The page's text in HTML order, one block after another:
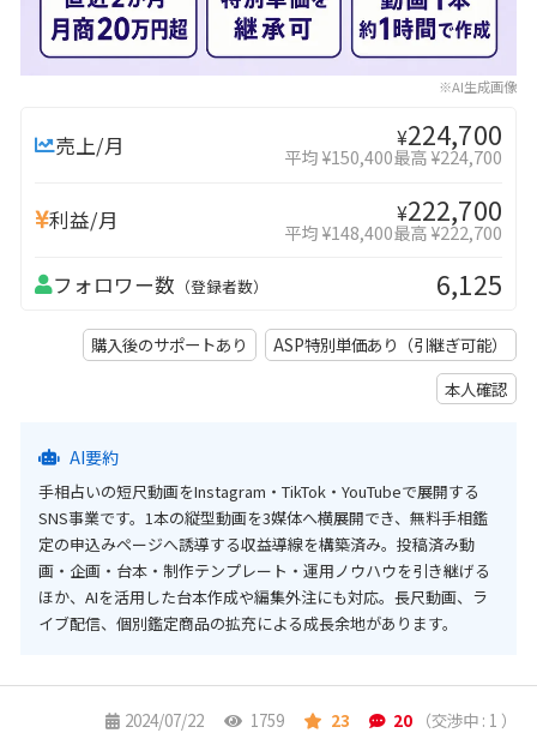
※AI生成画像
売上/月 ¥224,700
平均 ¥150,400最高 ¥224,700
利益/月 ¥222,700
平均 ¥148,400最高 ¥222,700
フォロワー数 （登録者数） 6,125
購入後のサポートあり
ASP特別単価あり（引継ぎ可能）
本人確認
AI要約
手相占いの短尺動画をInstagram・TikTok・YouTubeで展開する
SNS事業です。1本の縦型動画を3媒体へ横展開でき、無料手相鑑
定の申込みページへ誘導する収益導線を構築済み。投稿済み動
画・企画・台本・制作テンプレート・運用ノウハウを引き継げる
ほか、AIを活用した台本作成や編集外注にも対応。長尺動画、ラ
イブ配信、個別鑑定商品の拡充による成長余地があります。
2024/07/22 1759 23 20 （交渉中 : 1 ）